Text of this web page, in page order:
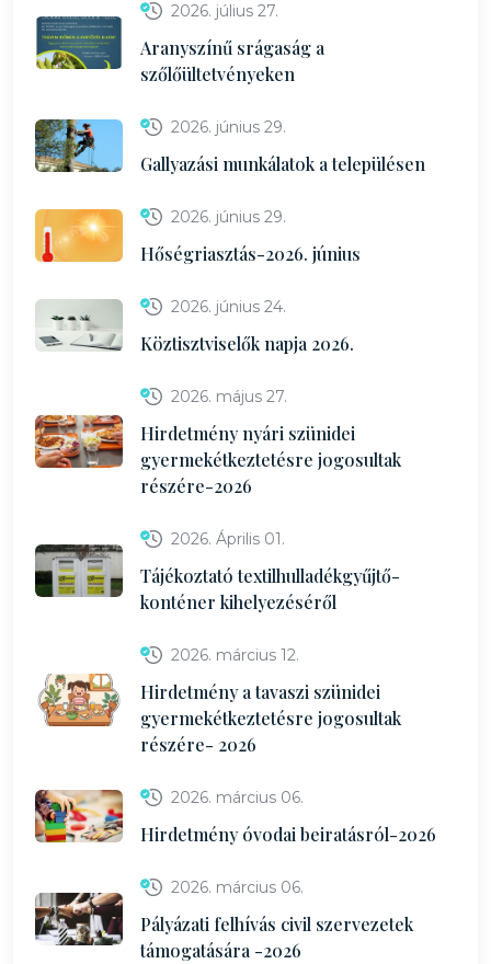
2026. július 27.
Aranyszínű srágaság a
szőlőültetvényeken
2026. június 29.
Gallyazási munkálatok a településen
2026. június 29.
Hőségriasztás-2026. június
2026. június 24.
Köztisztviselők napja 2026.
2026. május 27.
Hirdetmény nyári szünidei
gyermekétkeztetésre jogosultak
részére-2026
2026. Április 01.
Tájékoztató textilhulladékgyűjtő-
konténer kihelyezéséről
2026. március 12.
Hirdetmény a tavaszi szünidei
gyermekétkeztetésre jogosultak
részére- 2026
2026. március 06.
Hirdetmény óvodai beiratásról-2026
2026. március 06.
Pályázati felhívás civil szervezetek
támogatására -2026